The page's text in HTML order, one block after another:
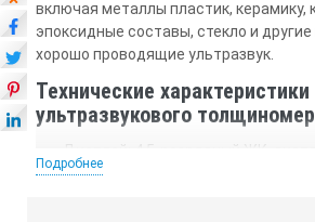
включая металлы пластик, керамику,
эпоксидные составы, стекло и
хорошо проводящие ультразвук.
Технические характеристики
ультразвукового
Дисплей: 4,5-разрядный ЖК-
электролюминесцентной
Подробнее